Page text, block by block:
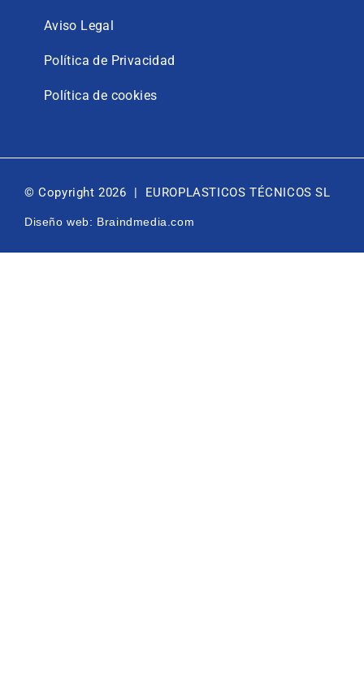
Aviso Legal
Política de Privacidad
Política de cookies
© Copyright 2026 | EUROPLASTICOS TÉCNICOS SL
Diseño web: Braindmedia.com